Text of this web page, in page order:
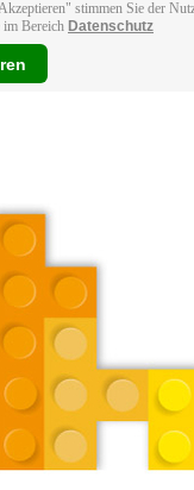
stimmen Sie der
Bereich Datenschutz